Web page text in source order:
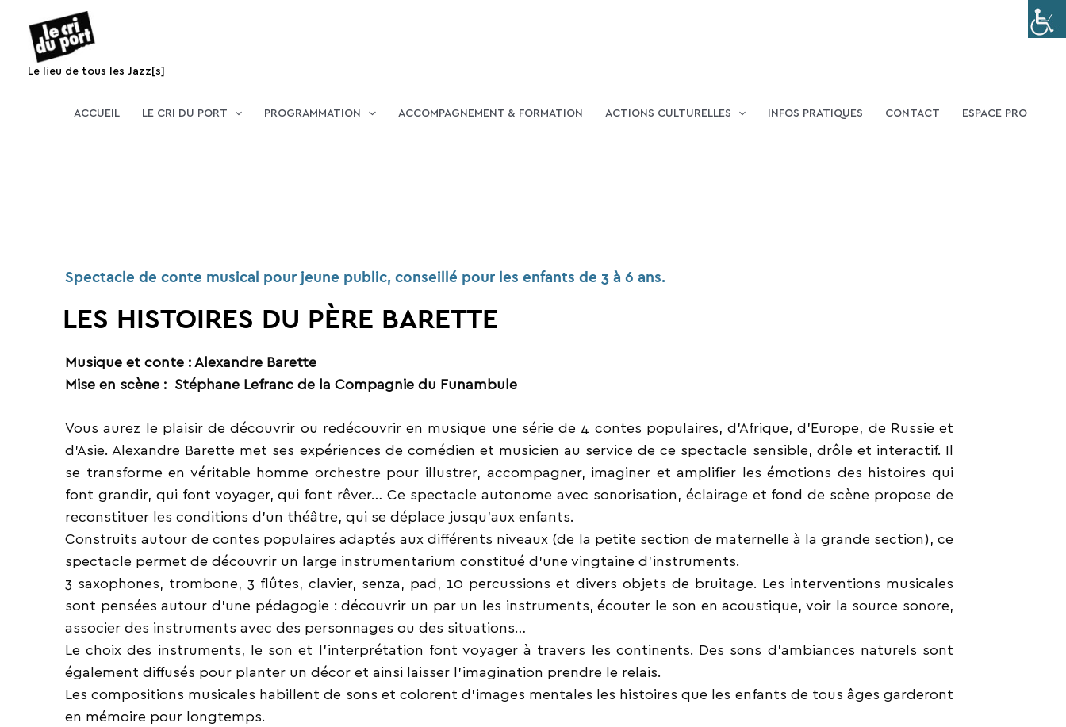
contenu
Le lieu de tous les Jazz[s]
ACCUEIL LE CRI DU PORT PROGRAMMATION ACCOMPAGNEMENT & FORMATION ACTIONS CULTURELLES INFOS PRATIQUES CONTACT ESPACE PRO
Spectacle de conte musical pour jeune public, conseillé pour les enfants de 3 à 6 ans.
LES HISTOIRES DU PÈRE BARETTE
Musique et conte : Alexandre Barette
Mise en scène : Stéphane Lefranc de la Compagnie du Funambule
Vous aurez le plaisir de découvrir ou redécouvrir en musique une série de 4 contes populaires, d’Afrique, d’Europe, de Russie et
d’Asie. Alexandre Barette met ses expériences de comédien et musicien au service de ce spectacle sensible, drôle et interactif. Il
se transforme en véritable homme orchestre pour illustrer, accompagner, imaginer et amplifier les émotions des histoires qui
font grandir, qui font voyager, qui font rêver… Ce spectacle autonome avec sonorisation, éclairage et fond de scène propose de
reconstituer les conditions d’un théâtre, qui se déplace jusqu’aux enfants.
Construits autour de contes populaires adaptés aux différents niveaux (de la petite section de maternelle à la grande section), ce
spectacle permet de découvrir un large instrumentarium constitué d’une vingtaine d’instruments.
3 saxophones, trombone, 3 flûtes, clavier, senza, pad, 10 percussions et divers objets de bruitage. Les interventions musicales
sont pensées autour d’une pédagogie : découvrir un par un les instruments, écouter le son en acoustique, voir la source sonore,
associer des instruments avec des personnages ou des situations…
Le choix des instruments, le son et l’interprétation font voyager à travers les continents. Des sons d’ambiances naturels sont
également diffusés pour planter un décor et ainsi laisser l’imagination prendre le relais.
Les compositions musicales habillent de sons et colorent d’images mentales les histoires que les enfants de tous âges garderont
en mémoire pour longtemps.